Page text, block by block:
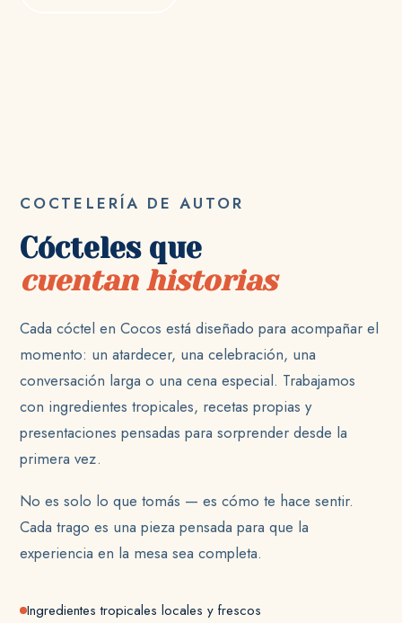
COCTELERÍA DE AUTOR
Cócteles que
cuentan historias
Cada cóctel en Cocos está diseñado para acompañar el
momento: un atardecer, una celebración, una
conversación larga o una cena especial. Trabajamos
con ingredientes tropicales, recetas propias y
presentaciones pensadas para sorprender desde la
primera vez.
No es solo lo que tomás — es cómo te hace sentir.
Cada trago es una pieza pensada para que la
experiencia en la mesa sea completa.
Ingredientes tropicales locales y frescos